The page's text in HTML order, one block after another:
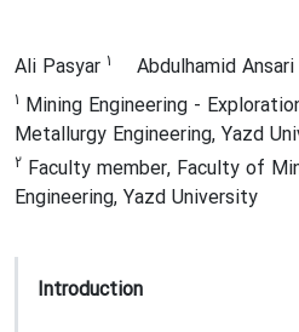
Ali Pasyar 1 Abdulhamid Ansari
1 Mining Engineering -
Metallurgy Engineering, Yazd
2 Faculty member, Faculty of
Engineering, Yazd University
Introduction